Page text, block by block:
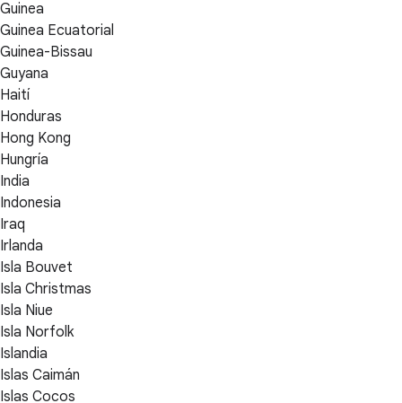
Guinea
Guinea Ecuatorial
Guinea-Bissau
Guyana
Haití
Honduras
Hong Kong
Hungría
India
Indonesia
Iraq
Irlanda
Isla Bouvet
Isla Christmas
Isla Niue
Isla Norfolk
Islandia
Islas Caimán
Islas Cocos